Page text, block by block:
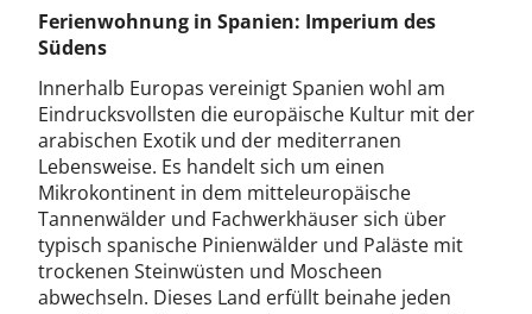
Ferienwohnung in Spanien: Imperium des
Südens
Innerhalb Europas vereinigt Spanien wohl am
Eindrucksvollsten die europäische Kultur mit der
arabischen Exotik und der mediterranen
Lebensweise. Es handelt sich um einen
Mikrokontinent in dem mitteleuropäische
Tannenwälder und Fachwerkhäuser sich über
typisch spanische Pinienwälder und Paläste mit
trockenen Steinwüsten und Moscheen
abwechseln. Dieses Land erfüllt beinahe jeden